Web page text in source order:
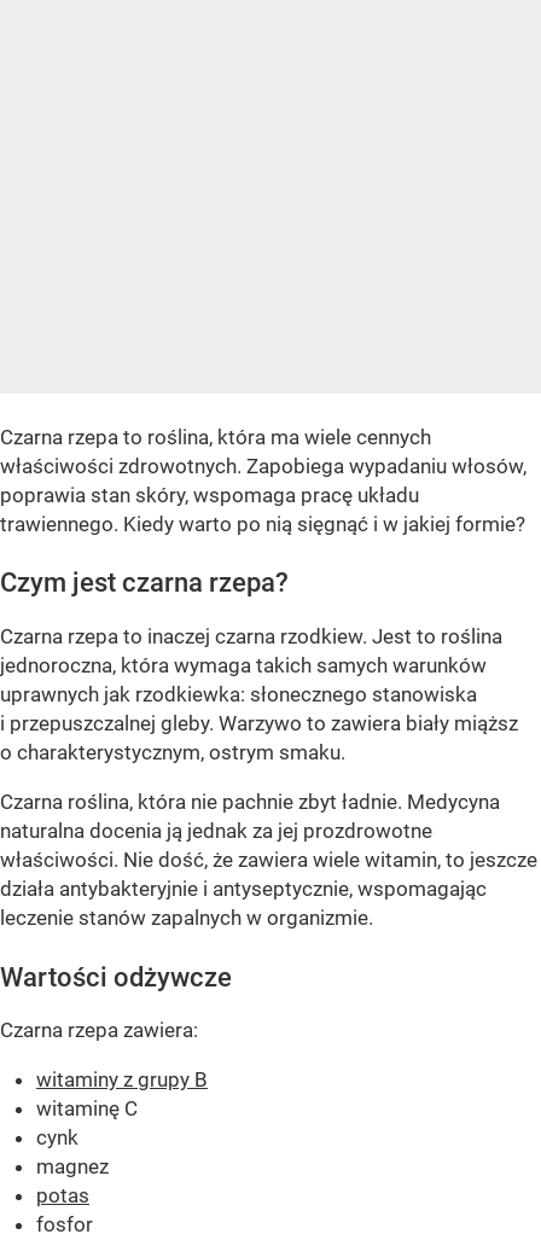
Czarna rzepa to roślina, która ma wiele cennych
właściwości zdrowotnych. Zapobiega wypadaniu włosów,
poprawia stan skóry, wspomaga pracę układu
trawiennego. Kiedy warto po nią sięgnąć i w jakiej formie?
Czym jest czarna rzepa?
Czarna rzepa to inaczej czarna rzodkiew. Jest to roślina
jednoroczna, która wymaga takich samych warunków
uprawnych jak rzodkiewka: słonecznego stanowiska
i przepuszczalnej gleby. Warzywo to zawiera biały miąższ
o charakterystycznym, ostrym smaku.
Czarna roślina, która nie pachnie zbyt ładnie. Medycyna
naturalna docenia ją jednak za jej prozdrowotne
właściwości. Nie dość, że zawiera wiele witamin, to jeszcze
działa antybakteryjnie i antyseptycznie, wspomagając
leczenie stanów zapalnych w organizmie.
Wartości odżywcze
Czarna rzepa zawiera:
witaminy z grupy B
witaminę C
cynk
magnez
potas
fosfor